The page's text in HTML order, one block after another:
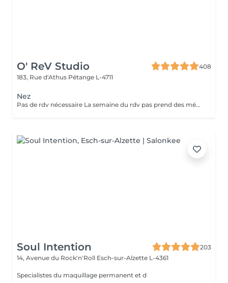
O' ReV Studio
408
183, Rue d'Athus Pétange L-4711
Nez
Pas de rdv nécessaire La semaine du rdv pas prend des médicaments, des anti-inflamatoires, des antibiotiques et de cortisone.
Soul Intention
203
14, Avenue du Rock'n'Roll Esch-sur-Alzette L-4361
Specialistes du maquillage permanent et d